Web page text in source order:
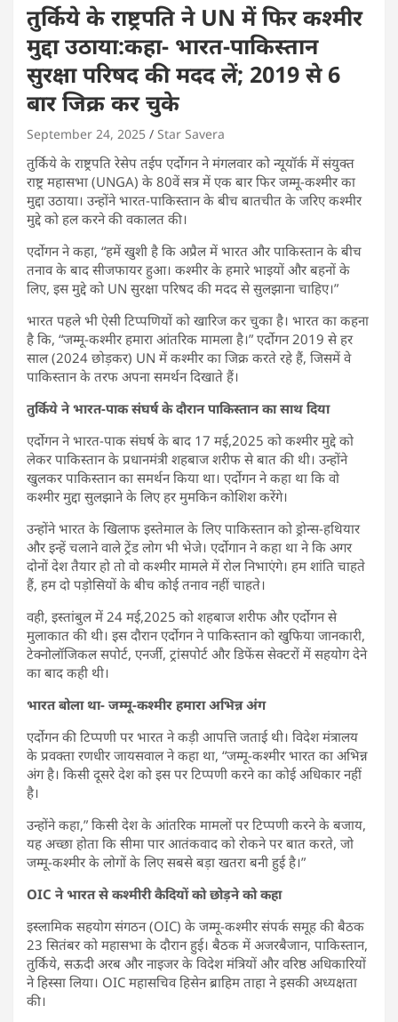
तुर्किये के राष्ट्रपति ने UN में फिर कश्मीर
मुद्दा उठाया:कहा- भारत-पाकिस्तान
सुरक्षा परिषद की मदद लें; 2019 से 6
बार जिक्र कर चुके
September 24, 2025 Star Savera
तुर्किये के राष्ट्रपति रेसेप तईप एर्दोगन ने मंगलवार को न्यूयॉर्क में संयुक्त
राष्ट्र महासभा (UNGA) के 80वें सत्र में एक बार फिर जम्मू-कश्मीर का
मुद्दा उठाया। उन्होंने भारत-पाकिस्तान के बीच बातचीत के जरिए कश्मीर
मुद्दे को हल करने की वकालत की।
एर्दोगन ने कहा, “हमें खुशी है कि अप्रैल में भारत और पाकिस्तान के बीच
तनाव के बाद सीजफायर हुआ। कश्मीर के हमारे भाइयों और बहनों के
लिए, इस मुद्दे को UN सुरक्षा परिषद की मदद से सुलझाना चाहिए।”
भारत पहले भी ऐसी टिप्पणियों को खारिज कर चुका है। भारत का कहना
है कि, “जम्मू-कश्मीर हमारा आंतरिक मामला है।” एर्दोगन 2019 से हर
साल (2024 छोड़कर) UN में कश्मीर का जिक्र करते रहे हैं, जिसमें वे
पाकिस्तान के तरफ अपना समर्थन दिखाते हैं।
तुर्किये ने भारत-पाक संघर्ष के दौरान पाकिस्तान का साथ दिया
एर्दोगन ने भारत-पाक संघर्ष के बाद 17 मई,2025 को कश्मीर मुद्दे को
लेकर पाकिस्तान के प्रधानमंत्री शहबाज शरीफ से बात की थी। उन्होंने
खुलकर पाकिस्तान का समर्थन किया था। एर्दोगन ने कहा था कि वो
कश्मीर मुद्दा सुलझाने के लिए हर मुमकिन कोशिश करेंगे।
उन्होंने भारत के खिलाफ इस्तेमाल के लिए पाकिस्तान को ड्रोन्स-हथियार
और इन्हें चलाने वाले ट्रेंड लोग भी भेजे। एर्दोगान ने कहा था ने कि अगर
दोनों देश तैयार हो तो वो कश्मीर मामले में रोल निभाएंगे। हम शांति चाहते
हैं, हम दो पड़ोसियों के बीच कोई तनाव नहीं चाहते।
वही, इस्तांबुल में 24 मई,2025 को शहबाज शरीफ और एर्दोगन से
मुलाकात की थी। इस दौरान एर्दोगन ने पाकिस्तान को खुफिया जानकारी,
टेक्नोलॉजिकल सपोर्ट, एनर्जी, ट्रांसपोर्ट और डिफेंस सेक्टरों में सहयोग देने
का बाद कही थी।
भारत बोला था- जम्मू-कश्मीर हमारा अभिन्न अंग
एर्दोगन की टिप्पणी पर भारत ने कड़ी आपत्ति जताई थी। विदेश मंत्रालय
के प्रवक्ता रणधीर जायसवाल ने कहा था, “जम्मू-कश्मीर भारत का अभिन्न
अंग है। किसी दूसरे देश को इस पर टिप्पणी करने का कोई अधिकार नहीं
है।
उन्होंने कहा,” किसी देश के आंतरिक मामलों पर टिप्पणी करने के बजाय,
यह अच्छा होता कि सीमा पार आतंकवाद को रोकने पर बात करते, जो
जम्मू-कश्मीर के लोगों के लिए सबसे बड़ा खतरा बनी हुई है।”
OIC ने भारत से कश्मीरी कैदियों को छोड़ने को कहा
इस्लामिक सहयोग संगठन (OIC) के जम्मू-कश्मीर संपर्क समूह की बैठक
23 सितंबर को महासभा के दौरान हुई। बैठक में अजरबैजान, पाकिस्तान,
तुर्किये, सऊदी अरब और नाइजर के विदेश मंत्रियों और वरिष्ठ अधिकारियों
ने हिस्सा लिया। OIC महासचिव हिसेन ब्राहिम ताहा ने इसकी अध्यक्षता
की।